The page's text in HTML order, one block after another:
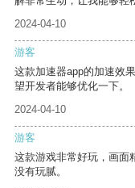
2024-04-10
游客
这款加速器app的加速效
望开发者能够优化一下。
2024-04-10
游客
这款游戏非常好玩，画面
没有玩腻。